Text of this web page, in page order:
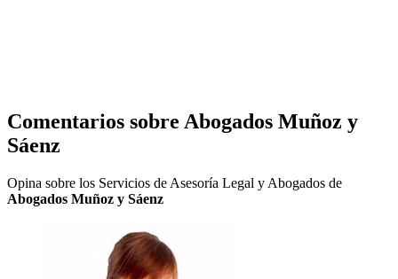
Comentarios sobre Abogados Muñoz y
Sáenz
Opina sobre los Servicios de Asesoría Legal y Abogados de
Abogados Muñoz y Sáenz